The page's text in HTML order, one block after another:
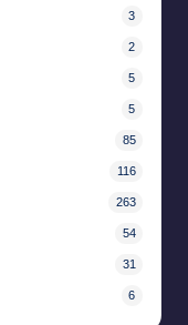
3
2
5
5
85
116
263
54
31
6